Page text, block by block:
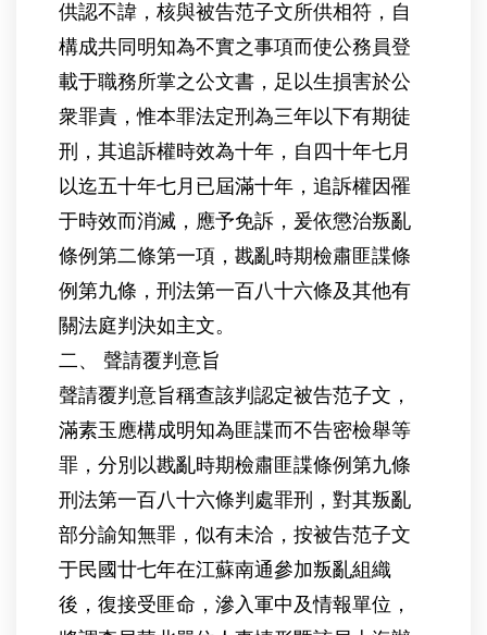
供認不諱，核與被告范子文所供相符，自
構成共同明知為不實之事項而使公務員登
載于職務所掌之公文書，足以生損害於公
衆罪責，惟本罪法定刑為三年以下有期徒
刑，其追訴權時效為十年，自四十年七月
以迄五十年七月已屆滿十年，追訴權因罹
于時效而消滅，應予免訴，爰依懲治叛亂
條例第二條第一項，戡亂時期檢肅匪諜條
例第九條，刑法第一百八十六條及其他有
關法庭判決如主文。
二、 聲請覆判意旨
聲請覆判意旨稱查該判認定被告范子文，
滿素玉應構成明知為匪諜而不告密檢舉等
罪，分別以戡亂時期檢肅匪諜條例第九條
刑法第一百八十六條判處罪刑，對其叛亂
部分諭知無罪，似有未洽，按被告范子文
于民國廿七年在江蘇南通參加叛亂組織
後，復接受匪命，滲入軍中及情報單位，